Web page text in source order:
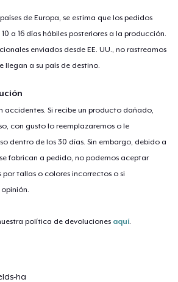
de Europa, se estima que los pedidos
a 16 días hábiles posteriores a la producción.
enviados desde EE. UU., no rastreamos
llegan a su país de destino.
accidentes. Si recibe un producto dañado,
con gusto lo reemplazaremos o le
dentro de los 30 días. Sin embargo, debido a
fabrican a pedido, no podemos aceptar
por tallas o colores incorrectos o si
política de devoluciones aquí.
ha